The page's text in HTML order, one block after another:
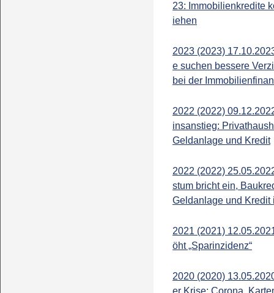
23: Immobilienkredite
iehen
2023 (2023)
e suchen bessere
bei der
2022 (2022)
insanstieg:
Geldanlage und Kredit
2022 (2022)
stum bricht ein,
Geldanlage und Kredit
2021 (2021)
öht „Sparinzidenz“
2020 (2020)
er Krise: Corona,